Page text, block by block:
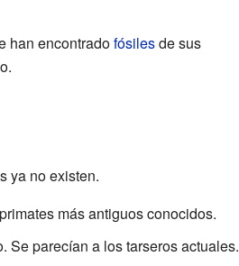
han encontradofósilesde sus
ya no existen.
más antiguos conocidos.
Se parecían a los tarseros actuales.